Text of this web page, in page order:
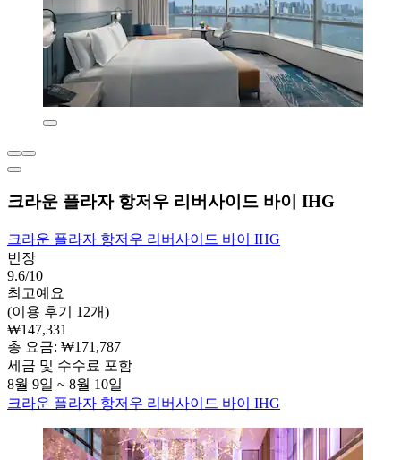
크라운 플라자 항저우 리버사이드 바이 IHG
크라운 플라자 항저우 리버사이드 바이 IHG
빈장
9.6/10
최고예요
(이용 후기 12개)
₩147,331
총 요금: ₩171,787
세금 및 수수료 포함
8월 9일 ~ 8월 10일
크라운 플라자 항저우 리버사이드 바이 IHG